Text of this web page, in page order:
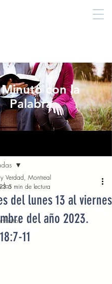
con la
Palabra
del lunes 13 al viernes
del año 2023.
11
Verdad, Montreal
5 min de lectura